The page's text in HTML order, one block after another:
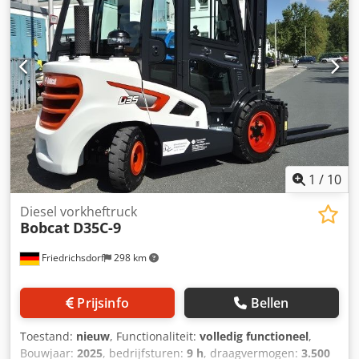
47 mm Staat: Nieuw Technische staat: Nieuw Voorbanden
type: Vulkollan Staat voorbanden: 80 - 100% Dksdpfszrildox
Amter Achterbanden type: Vulkollan Staat achterbanden:
60 - 80% Batterijspanning: 24V Batterijcapaciteit: 20Ah
Batterijtype: Lithium-ion Bouwjaar batterij: 2024 Staat
batterij: 80 - 100% CE-certificaat, Lithium-ion batterij,
onderhoudsvrij, 24 V.
1 / 10
Friedrichsdorf 298 km
Diesel vorkheftruck
Bobcat D35C-9
Prijsinfo Bellen
Toestand: nieuw, Functionaliteit: volledig functioneel,
Bouwjaar: 2025, bedrijfsturen: 9 h, draagvermogen: 3.500